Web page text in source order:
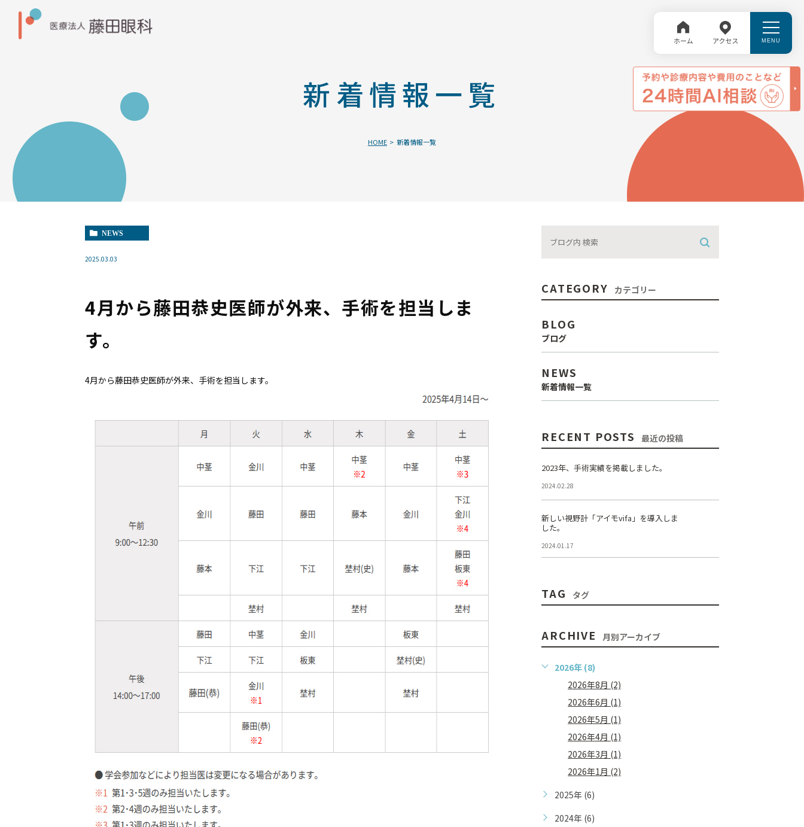
新着情報一覧
HOME 新着情報一覧
NEWS
2025.03.03
4月から藤田恭史医師が外来、手術を担当しま
す。
4月から藤田恭史医師が外来、手術を担当します。
CATEGORY カテゴリー
BLOG
ブログ
NEWS
新着情報一覧
RECENT POSTS 最近の投稿
2023年、手術実績を掲載しました。
2024.02.28
新しい視野計「アイモvifa」を導入しま
した。
2024.01.17
TAG タグ
ARCHIVE 月別アーカイブ
2026年 (8)
2026年8月 (2)
2026年6月 (1)
2026年5月 (1)
2026年4月 (1)
2026年3月 (1)
2026年1月 (2)
2025年 (6)
2024年 (6)